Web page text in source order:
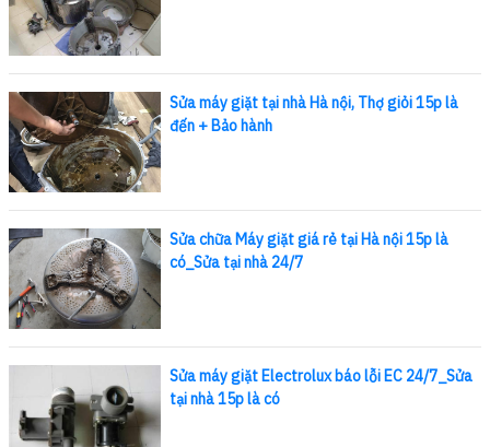
Sửa máy giặt tại nhà Hà nội, Thợ giỏi 15p là
đến + Bảo hành
Sửa chữa Máy giặt giá rẻ tại Hà nội 15p là
có_Sửa tại nhà 24/7
Sửa máy giặt Electrolux báo lỗi EC 24/7_Sửa
tại nhà 15p là có